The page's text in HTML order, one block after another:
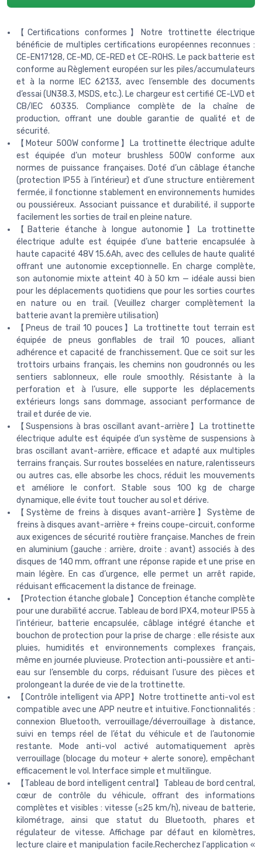
【Certifications conformes】Notre trottinette électrique
bénéficie de multiples certifications européennes reconnues :
CE-EN17128, CE-MD, CE-RED et CE-ROHS. Le pack batterie est
conforme au Règlement européen sur les piles/accumulateurs
et à la norme IEC 62133, avec l’ensemble des documents
d’essai (UN38.3, MSDS, etc.). Le chargeur est certifié CE-LVD et
CB/IEC 60335. Compliance complète de la chaîne de
production, offrant une double garantie de qualité et de
sécurité.
【Moteur 500W conforme】La trottinette électrique adulte
est équipée d’un moteur brushless 500W conforme aux
normes de puissance françaises. Doté d’un câblage étanche
(protection IP55 à l’intérieur) et d’une structure entièrement
fermée, il fonctionne stablement en environnements humides
ou poussiéreux. Associant puissance et durabilité, il supporte
facilement les sorties de trail en pleine nature.
【Batterie étanche à longue autonomie】La trottinette
électrique adulte est équipée d’une batterie encapsulée à
haute capacité 48V 15.6Ah, avec des cellules de haute qualité
offrant une autonomie exceptionnelle. En charge complète,
son autonomie mixte atteint 40 à 50 km — idéale aussi bien
pour les déplacements quotidiens que pour les sorties courtes
en nature ou en trail. (Veuillez charger complètement la
batterie avant la première utilisation)
【Pneus de trail 10 pouces】La trottinette tout terrain est
équipée de pneus gonflables de trail 10 pouces, alliant
adhérence et capacité de franchissement. Que ce soit sur les
trottoirs urbains français, les chemins non goudronnés ou les
sentiers sablonneux, elle roule smoothly. Résistante à la
perforation et à l’usure, elle supporte les déplacements
extérieurs longs sans dommage, associant performance de
trail et durée de vie.
【Suspensions à bras oscillant avant-arrière】La trottinette
électrique adulte est équipée d’un système de suspensions à
bras oscillant avant-arrière, efficace et adapté aux multiples
terrains français. Sur routes bosselées en nature, ralentisseurs
ou autres cas, elle absorbe les chocs, réduit les mouvements
et améliore le confort. Stable sous 100 kg de charge
dynamique, elle évite tout toucher au sol et dérive.
【Système de freins à disques avant-arrière】Système de
freins à disques avant-arrière + freins coupe-circuit, conforme
aux exigences de sécurité routière française. Manches de frein
en aluminium (gauche : arrière, droite : avant) associés à des
disques de 140 mm, offrant une réponse rapide et une prise en
main légère. En cas d’urgence, elle permet un arrêt rapide,
réduisant efficacement la distance de freinage.
【Protection étanche globale】Conception étanche complète
pour une durabilité accrue. Tableau de bord IPX4, moteur IP55 à
l’intérieur, batterie encapsulée, câblage intégré étanche et
bouchon de protection pour la prise de charge : elle résiste aux
pluies, humidités et environnements complexes français,
même en journée pluvieuse. Protection anti-poussière et anti-
eau sur l’ensemble du corps, réduisant l’usure des pièces et
prolongeant la durée de vie de la trottinette.
【Contrôle intelligent via APP】Notre trottinette anti-vol est
compatible avec une APP neutre et intuitive. Fonctionnalités :
connexion Bluetooth, verrouillage/déverrouillage à distance,
suivi en temps réel de l’état du véhicule et de l’autonomie
restante. Mode anti-vol activé automatiquement après
verrouillage (blocage du moteur + alerte sonore), empêchant
efficacement le vol. Interface simple et multilingue.
【Tableau de bord intelligent central】Tableau de bord central,
cœur de contrôle du véhicule, offrant des informations
complètes et visibles : vitesse (≤25 km/h), niveau de batterie,
kilométrage, ainsi que statut du Bluetooth, phares et
régulateur de vitesse. Affichage par défaut en kilomètres,
lecture claire et manipulation facile.Recherchez l'application «